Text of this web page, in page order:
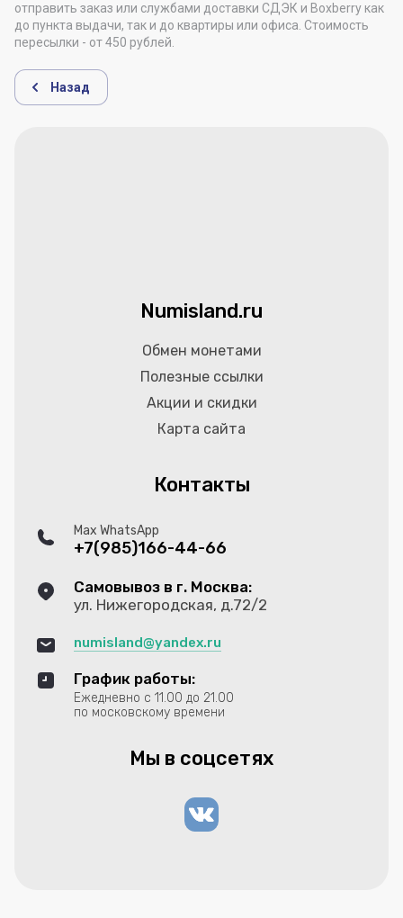
отправить заказ или службами доставки СДЭК и Boxberry как
до пункта выдачи, так и до квартиры или офиса. Стоимость
пересылки - от 450 рублей.
Назад
Numisland.ru
Обмен монетами
Полезные ссылки
Акции и скидки
Карта сайта
Контакты
Max WhatsApp
+7(985)166-44-66
Самовывоз в г. Москва:
ул. Нижегородская, д.72/2
numisland@yandex.ru
График работы:
Ежедневно с 11.00 до 21.00
по московскому времени
Мы в соцсетях